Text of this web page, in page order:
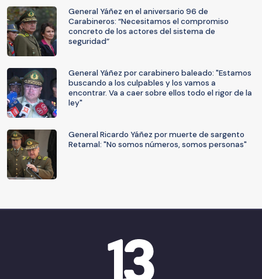
General Yáñez en el aniversario 96 de
Carabineros: “Necesitamos el compromiso
concreto de los actores del sistema de
seguridad”
General Yáñez por carabinero baleado: "Estamos
buscando a los culpables y los vamos a
encontrar. Va a caer sobre ellos todo el rigor de la
ley"
General Ricardo Yáñez por muerte de sargento
Retamal: "No somos números, somos personas"